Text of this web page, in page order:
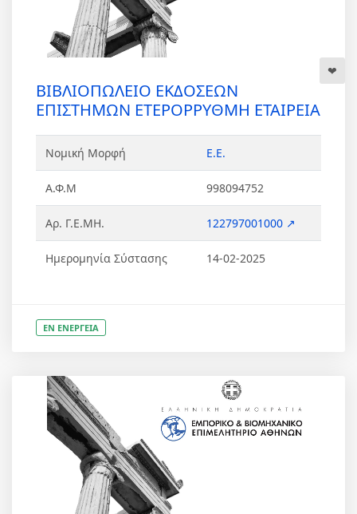
ΒΙΒΛΙΟΠΩΛΕΙΟ ΕΚΔΟΣΕΩΝ
ΕΠΙΣΤΗΜΩΝ ΕΤΕΡΟΡΡΥΘΜΗ ΕΤΑΙΡΕΙΑ
Νομική Μορφή Ε.Ε.
Α.Φ.Μ 998094752
Αρ. Γ.Ε.ΜΗ. 122797001000 ↗
Ημερομηνία Σύστασης 14-02-2025
ΕΝ ΕΝΕΡΓΕΙΑ